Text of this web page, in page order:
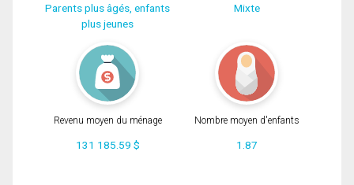
Parents plus âgés, enfants
plus jeunes
Mixte
Revenu moyen du ménage
131 185.59 $
Nombre moyen d'enfants
1.87